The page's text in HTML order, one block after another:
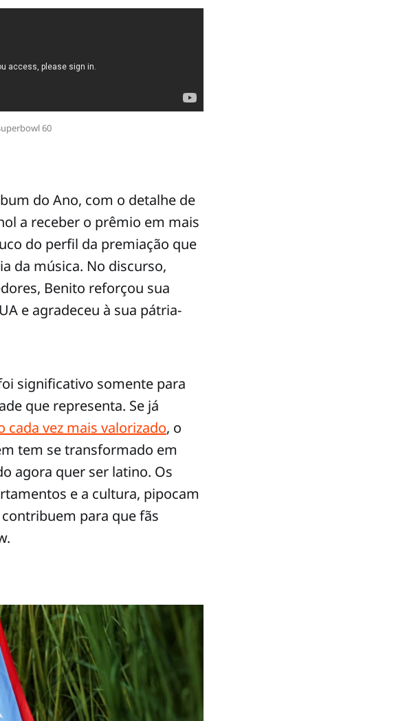
60
do Ano, com o detalhe de
a receber o prêmio em mais
do perfil da premiação que
da música. No discurso,
Benito reforçou sua
e agradeceu à sua pátria-
significativo somente para
que representa. Se já
vez mais valorizado, o
tem se transformado em
agora quer ser latino. Os
e a cultura, pipocam
para que fãs